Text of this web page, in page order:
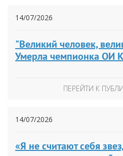
14/07/2026
"Великий человек,
Умерла чемпионка ОИ
ПЕРЕЙТИ К
14/07/2026
«Я не считают себя